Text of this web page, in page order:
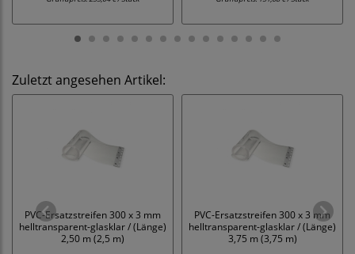
Zuletzt angesehen Artikel:
PVC-Ersatzstreifen 300 x 3 mm
helltransparent-glasklar / (Länge)
2,50 m (2,5 m)
PVC-Ersatzstreifen 300 x 3 mm
helltransparent-glasklar / (Länge)
3,75 m (3,75 m)